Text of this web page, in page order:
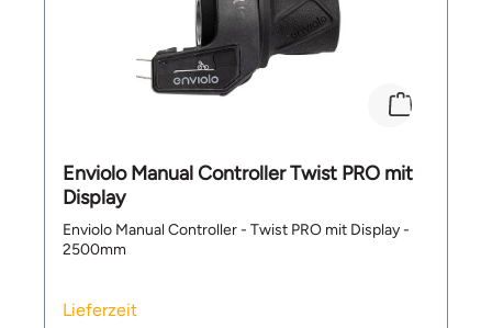
Enviolo Manual Controller Twist PRO mit
Display
Enviolo Manual Controller - Twist PRO mit Display -
2500mm
Lieferzeit